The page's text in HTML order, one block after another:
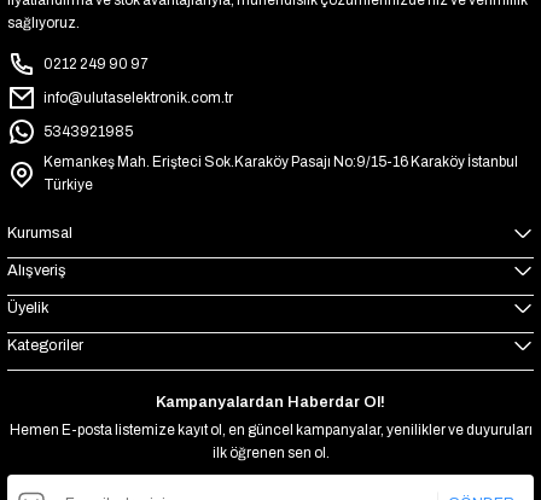
sağlıyoruz.
0212 249 90 97
info@ulutaselektronik.com.tr
5343921985
Kemankeş Mah. Erişteci Sok.Karaköy Pasajı No:9/15-16 Karaköy İstanbul
Türkiye
Kurumsal
Alışveriş
Üyelik
Kategoriler
Kampanyalardan Haberdar Ol!
Hemen E-posta listemize kayıt ol, en güncel kampanyalar, yenilikler ve duyuruları
ilk öğrenen sen ol.